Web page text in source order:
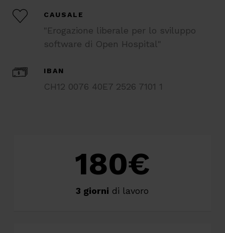
CAUSALE
"Erogazione liberale per lo sviluppo
software di Open Hospital"
IBAN
CH12 0076 40E7 2526 7101 1
180€
3 giorni di lavoro